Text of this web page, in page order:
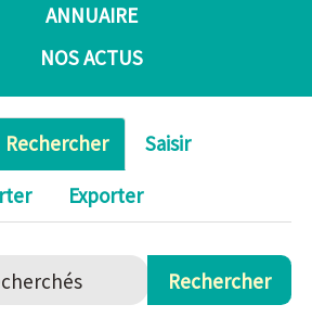
ANNUAIRE
NOS ACTUS
Rechercher
Saisir
Exporter